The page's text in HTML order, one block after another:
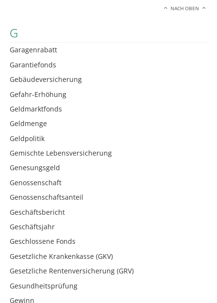
NACH OBEN
G
Garagenrabatt
Garantiefonds
Gebäudeversicherung
Gefahr-Erhöhung
Geldmarktfonds
Geldmenge
Geldpolitik
Gemischte Lebensversicherung
Genesungsgeld
Genossenschaft
Genossenschaftsanteil
Geschäftsbericht
Geschäftsjahr
Geschlossene Fonds
Gesetzliche Krankenkasse (GKV)
Gesetzliche Rentenversicherung (GRV)
Gesundheitsprüfung
Gewinn